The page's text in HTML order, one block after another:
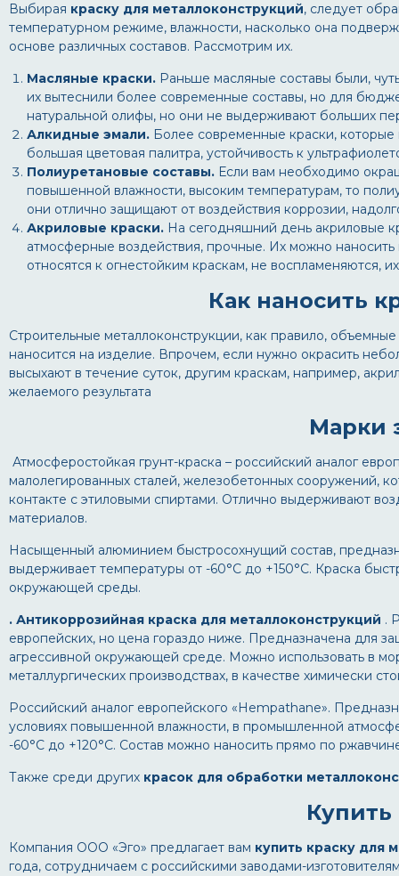
Выбирая краску для металлоконструкций, следует
температурном режиме, влажности, насколько она
основе различных составов. Рассмотрим их.
Масляные краски. Раньше масляные составы были,
их вытеснили более современные составы, но для
натуральной олифы, но они не выдерживают больших
Алкидные эмали. Более современные краски,
большая цветовая палитра, устойчивость к
Полиуретановые составы. Если вам необходимо
повышенной влажности, высоким температурам, то
они отлично защищают от воздействия коррозии,
Акриловые краски. На сегодняшний день акриловые
атмосферные воздействия, прочные. Их можно
относятся к огнестойким краскам, не воспламеняются,
Как наносить
Строительные металлоконструкции, как правило,
наносится на изделие. Впрочем, если нужно окрасить
высыхают в течение суток, другим краскам, например,
желаемого результата
Марки
Атмосферостойкая грунт-краска – российский аналог
малолегированных сталей, железобетонных сооружений,
контакте с этиловыми спиртами. Отлично выдерживают
материалов.
Насыщенный алюминием быстросохнущий состав,
выдерживает температуры от -60°С до +150°С. Краска
окружающей среды.
. Антикоррозийная краска для металлоконструкций .
европейских, но цена гораздо ниже. Предназначена для
агрессивной окружающей среде. Можно использовать в
металлургических производствах, в качестве химически
Российский аналог европейского «Hempathane».
условиях повышенной влажности, в промышленной
-60°С до +120°С. Состав можно наносить прямо по
Также среди других красок для обработки
Купить
Компания ООО «Эго» предлагает вам купить краску для
года, сотрудничаем с российскими заводами-